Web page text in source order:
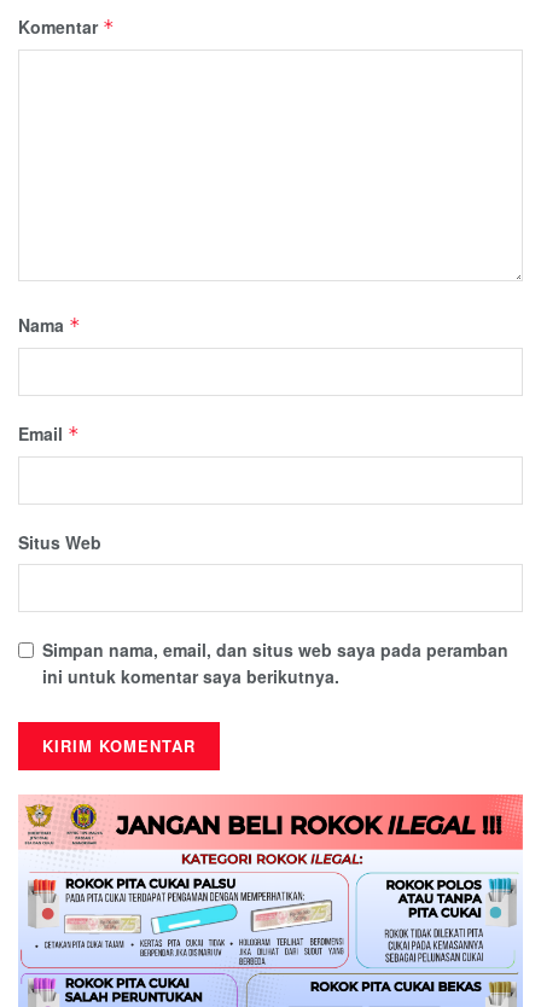
Komentar *
Nama *
Email *
Situs Web
Simpan nama, email, dan situs web saya pada peramban
ini untuk komentar saya berikutnya.